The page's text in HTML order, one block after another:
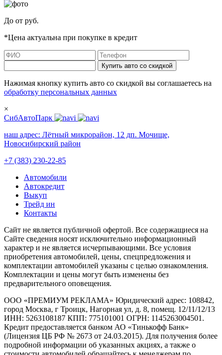
До от руб.
*Цена актуальна при покупке в кредит
Купить авто со скидкой
Нажимая кнопку купить авто со скидкой вы соглашаетесь на
обработку персональных данных
×
СибАвтоПарк
наш адрес: Лётный микрорайон, 12 дп. Мочище,
Новосибирский район
+7 (383) 230-22-85
Автомобили
Автокредит
Выкуп
Трейд ин
Контакты
Cайт не является публичной офертой. Все содержащиеся на
Сайте сведения носят исключительно информационный
характер и не является исчерпывающими. Все условия
приобретения автомобилей, цены, спецпредложения и
комплектации автомобилей указаны с целью ознакомления.
Комплектации и цены могут быть изменены без
предварительного оповещения.
ООО «ПРЕМИУМ РЕКЛАМА» Юридический адрес: 108842,
город Москва, г Троицк, Нагорная ул, д. 8, помещ. 12/11/12/13
ИНН: 5263108187 КПП: 775101001 ОГРН: 1145263004501.
Кредит предоставляется банком АО «Тинькофф Банк»
(Лицензия ЦБ РФ № 2673 от 24.03.2015). Для получения более
подробной информации об указанных акциях, а также о